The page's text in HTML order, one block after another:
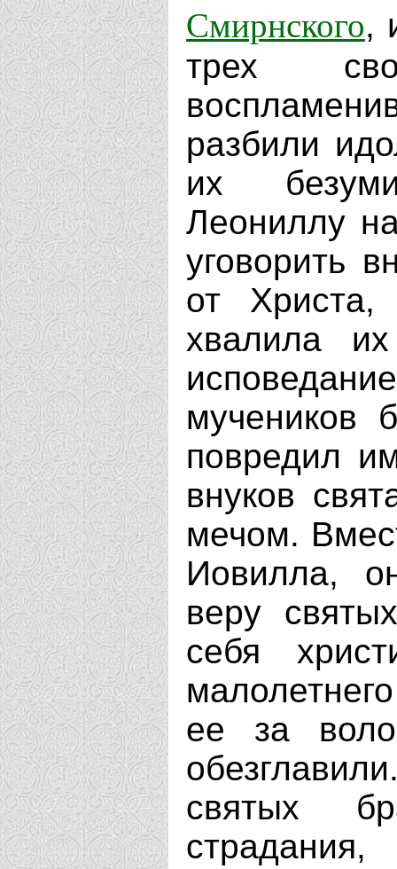
Смирнского,
трех
разбили
их
Леониллу
уговорить
от
хвалила
мучеников
повредил
внуков
мечом.
Иовилла,
веру
себя
ее за
святых